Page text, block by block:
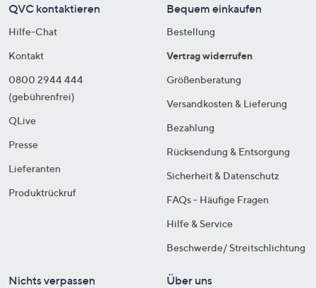
QVC kontaktieren
Hilfe-Chat
Kontakt
0800 2944 444
(gebührenfrei)
QLive
Presse
Lieferanten
Produktrückruf
Bequem einkaufen
Bestellung
Vertrag widerrufen
Größenberatung
Versandkosten & Lieferung
Bezahlung
Rücksendung & Entsorgung
Sicherheit & Datenschutz
FAQs - Häufige Fragen
Hilfe & Service
Beschwerde/ Streitschlichtung
Nichts verpassen Über uns